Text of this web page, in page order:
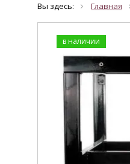
Вы здесь: Главная
в наличии